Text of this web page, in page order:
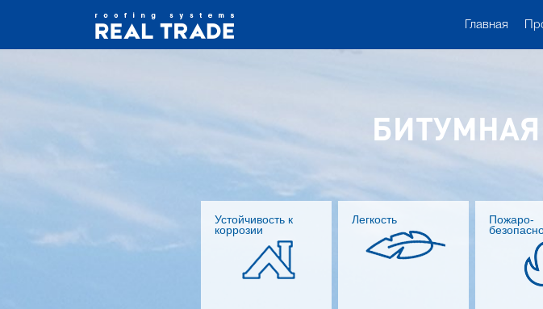
Главная
Устойчивость к
коррозии
Легкость
Пожаро-